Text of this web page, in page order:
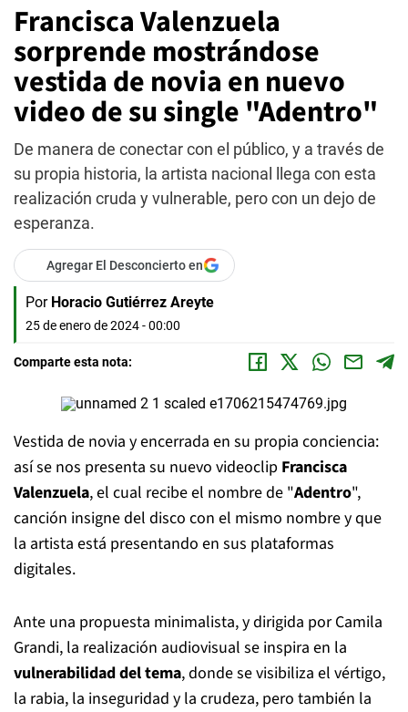
Francisca Valenzuela
sorprende mostrándose
vestida de novia en nuevo
video de su single "Adentro"
De manera de conectar con el público, y a través de
su propia historia, la artista nacional llega con esta
realización cruda y vulnerable, pero con un dejo de
esperanza.
Agregar El Desconcierto en
Por Horacio Gutiérrez Areyte
25 de enero de 2024 - 00:00
Comparte esta nota:
Vestida de novia y encerrada en su propia conciencia:
así se nos presenta su nuevo videoclip Francisca
Valenzuela, el cual recibe el nombre de "Adentro",
canción insigne del disco con el mismo nombre y que
la artista está presentando en sus plataformas
digitales.
Ante una propuesta minimalista, y dirigida por Camila
Grandi, la realización audiovisual se inspira en la
vulnerabilidad del tema, donde se visibiliza el vértigo,
la rabia, la inseguridad y la crudeza, pero también la